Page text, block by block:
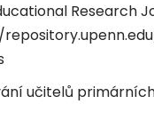
Research
učitelů primárních